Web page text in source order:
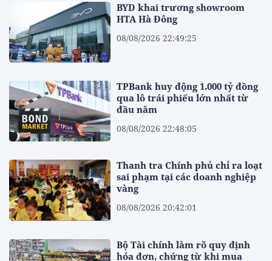
BYD khai trương showroom
HTA Hà Đông
08/08/2026 22:49:25
TPBank huy động 1.000 tỷ đồng
qua lô trái phiếu lớn nhất từ
đầu năm
08/08/2026 22:48:05
Thanh tra Chính phủ chỉ ra loạt
sai phạm tại các doanh nghiệp
vàng
08/08/2026 20:42:01
Bộ Tài chính làm rõ quy định
hóa đơn, chứng từ khi mua